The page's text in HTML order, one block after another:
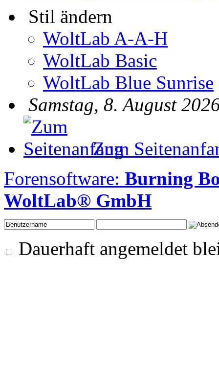
Stil ändern
WoltLab A-A-H
WoltLab Basic
WoltLab Blue Sunrise
Samstag, 8. August
Zum
Forensoftware: Burning
WoltLab® GmbH
Dauerhaft angemeldet